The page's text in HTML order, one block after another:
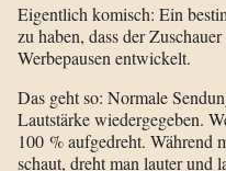
Eigentlich komisch: Ein
zu haben, dass der
Werbepausen entwickelt.
Das geht so: Normale
Lautstärke wiedergegeben.
100 % aufgedreht. Während
schaut, dreht man lauter und